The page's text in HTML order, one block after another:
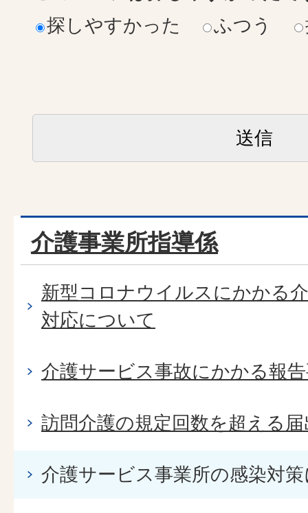
探しやすかった
ふつう
介護事業所指導係
新型コロナウイルスにかかる
対応について
介護サービス事故にかかる報
訪問介護の規定回数を超える
介護サービス事業所の感染対